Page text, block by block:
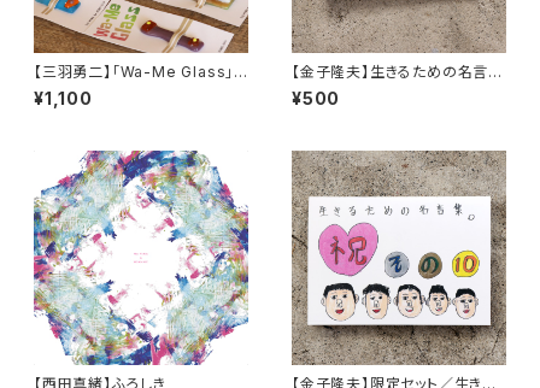
【三羽勇二】「Wa-Me Glass」ワ
ーミー箸置き (2026春)
¥1,100
【金子隆夫】生きるための名言
集。その11
¥500
【西田真緒】ふろしき
【金子隆夫】限定セット／生きる